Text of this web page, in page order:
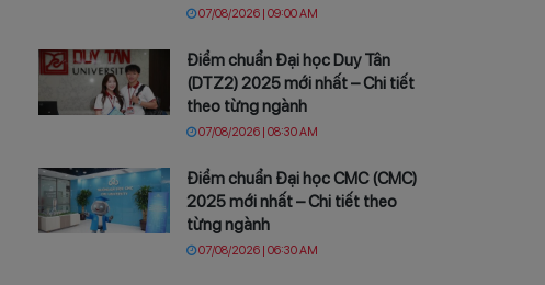
07/08/2026 | 09:00 AM
Điểm chuẩn Đại học Duy Tân
(DTZ2) 2025 mới nhất – Chi tiết
theo từng ngành
07/08/2026 | 08:30 AM
Điểm chuẩn Đại học CMC (CMC)
2025 mới nhất – Chi tiết theo
từng ngành
07/08/2026 | 06:30 AM